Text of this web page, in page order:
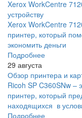
Xerox WorkCentre
устройству
Xerox WorkCentre
принтер, который
экономить деньги
Подробнее
29 августа
Обзор принтера и
Ricoh SP C360SNw –
принтер, который
находящихся в
Подробнее